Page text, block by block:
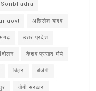
Sonbhadra
govt अखिलेश यादव
उत्तर प्रदेश
केशव प्रसाद मौर्य
बिहार बीजेपी
योगी सरकार